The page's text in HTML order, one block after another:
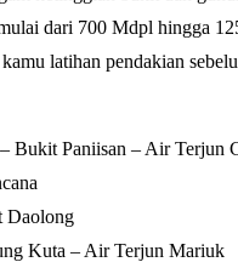
dari 700 Mdpl hingga
latihan pendakian
Bukit Paniisan – Air Terjun
Daolong
Kuta – Air Terjun Mariuk